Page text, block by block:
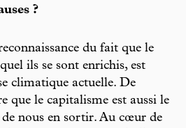
?
du fait que le
ils se sont enrichis, est
climatique actuelle. De
que le capitalisme est aussi le
de nous en sortir. Au cœur de